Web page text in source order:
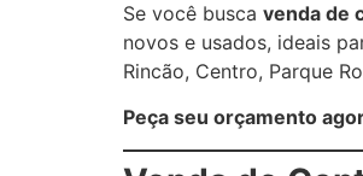
Se você busca venda de
novos e usados, ideais
Rincão, Centro, Parque
Peça seu orçamento